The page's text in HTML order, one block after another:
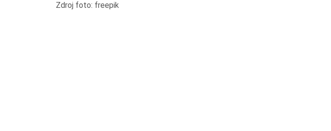
Zdroj foto: freepik